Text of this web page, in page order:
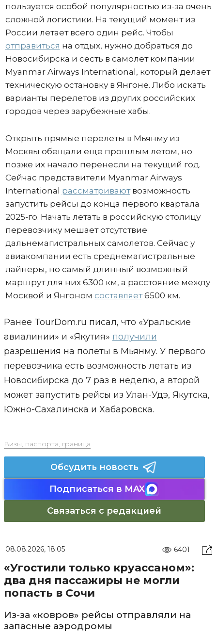
пользуется особой популярностью из-за очень
сложной логистики. На текущий момент из
России летает всего один рейс. Чтобы
отправиться на отдых, нужно добраться до
Новосибирска и сесть в самолет компании
Myanmar Airways International, который делает
техническую остановку в Янгоне. Либо искать
варианты перелетов из других российских
городов через зарубежные хабы.
Открыть прямые перелеты в Мьянму из
Москвы обещали еще прошлым летом, но
позже их начало перенесли на текущий год.
Сейчас представители Myanmar Airways
International рассматриваютвозможность
запустить рейсы до конца первого квартала
2025-го. Начать летать в российскую столицу
перевозчику мешает отсутствие
дальнемагистральных самолетов. Сейчас у
авиакомпании есть среднемагистральные
лайнеры, но самый длинный возможный
маршрут для них 6300 км, а расстояние между
Москвой и Янгоном составляет6500 км.
Ранее TourDom.ru писал, что «Уральские
авиалинии» и «Якутия» получили
разрешения на полеты в Мьянму. У первого
перевозчика есть возможность летать из
Новосибирска до 7 раз в неделю, а второй
может запустить рейсы из Улан-Удэ, Якутска,
Южно-Сахалинска и Хабаровска.
Визы, паспорта, граница
Обсудить новость
Подписаться в MAX
Связаться с редакцией
08.08.2026, 18:05 6401
«Угостили только круассаном»:
два дня пассажиры не могли
попасть в Сочи
Из-за «ковров» рейсы отправляли на
запасные аэродромы